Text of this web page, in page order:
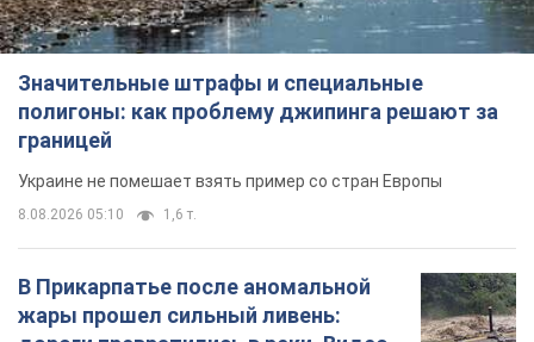
Значительные штрафы и специальные
полигоны: как проблему джипинга решают за
границей
Украине не помешает взять пример со стран Европы
8.08.2026 05:10 1,6 т.
В Прикарпатье после аномальной
жары прошел сильный ливень: